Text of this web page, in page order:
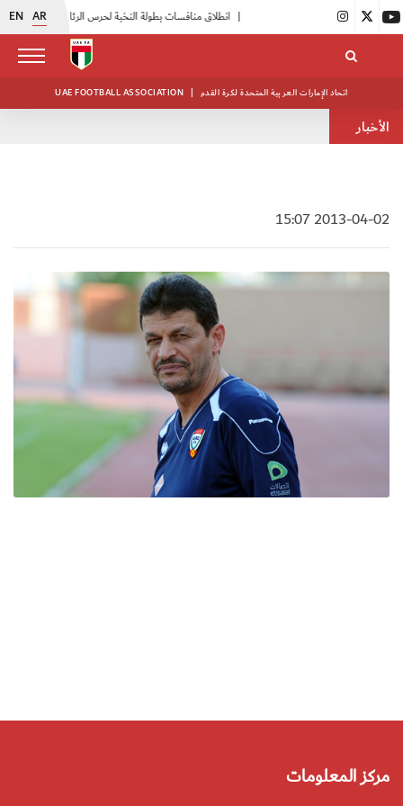
EN AR انطلاق منافسات بطولة النخبة لحرس الرئاسة
UAE FOOTBALL ASSOCIATION | اتحاد الإمارات العربية المتحدة لكرة القدم
الأخبار
2013-04-02 15:07
مركز المعلومات